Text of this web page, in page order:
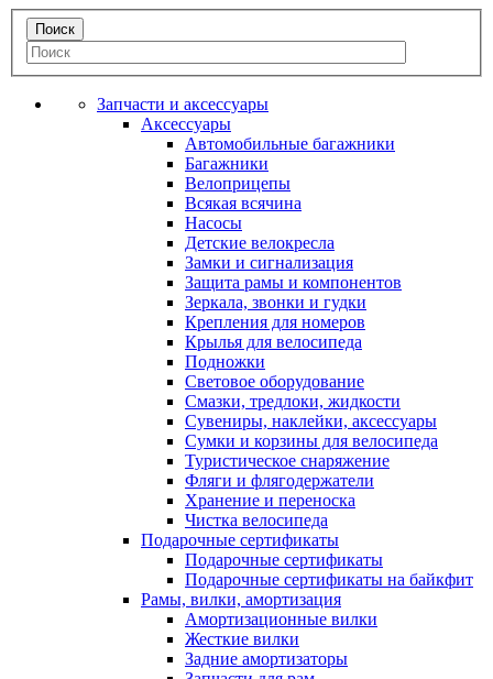
Запчасти и аксессуары
Аксессуары
Автомобильные багажники
Багажники
Велоприцепы
Всякая всячина
Насосы
Детские велокресла
Замки и сигнализация
Защита рамы и компонентов
Зеркала, звонки и гудки
Крепления для номеров
Крылья для велосипеда
Подножки
Световое оборудование
Смазки, тредлоки, жидкости
Сувениры, наклейки, аксессуары
Сумки и корзины для велосипеда
Туристическое снаряжение
Фляги и флягодержатели
Хранение и переноска
Чистка велосипеда
Подарочные сертификаты
Подарочные сертификаты
Подарочные сертификаты на байкфит
Рамы, вилки, амортизация
Амортизационные вилки
Жесткие вилки
Задние амортизаторы